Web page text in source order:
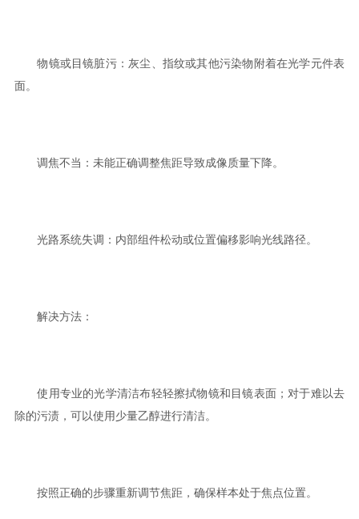
物镜或目镜脏污：灰尘、指纹或其他污染物附着在光学元件表
面。
调焦不当：未能正确调整焦距导致成像质量下降。
光路系统失调：内部组件松动或位置偏移影响光线路径。
解决方法：
使用专业的光学清洁布轻轻擦拭物镜和目镜表面；对于难以去
除的污渍，可以使用少量乙醇进行清洁。
按照正确的步骤重新调节焦距，确保样本处于焦点位置。